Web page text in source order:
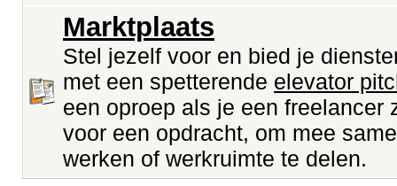
Marktplaats
Stel jezelf voor en bied je
met een spetterende elevator
een oproep als je een freelancer
voor een opdracht, om mee
werken of werkruimte te delen.